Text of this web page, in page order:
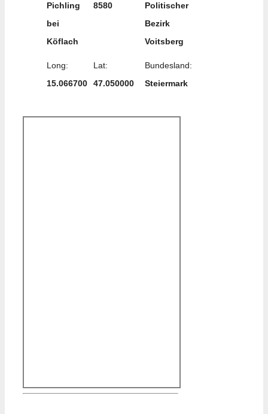
Pichling
bei
Köflach
8580
Politischer
Bezirk
Voitsberg
Long:
15.066700
Lat:
47.050000
Bundesland:
Steiermark